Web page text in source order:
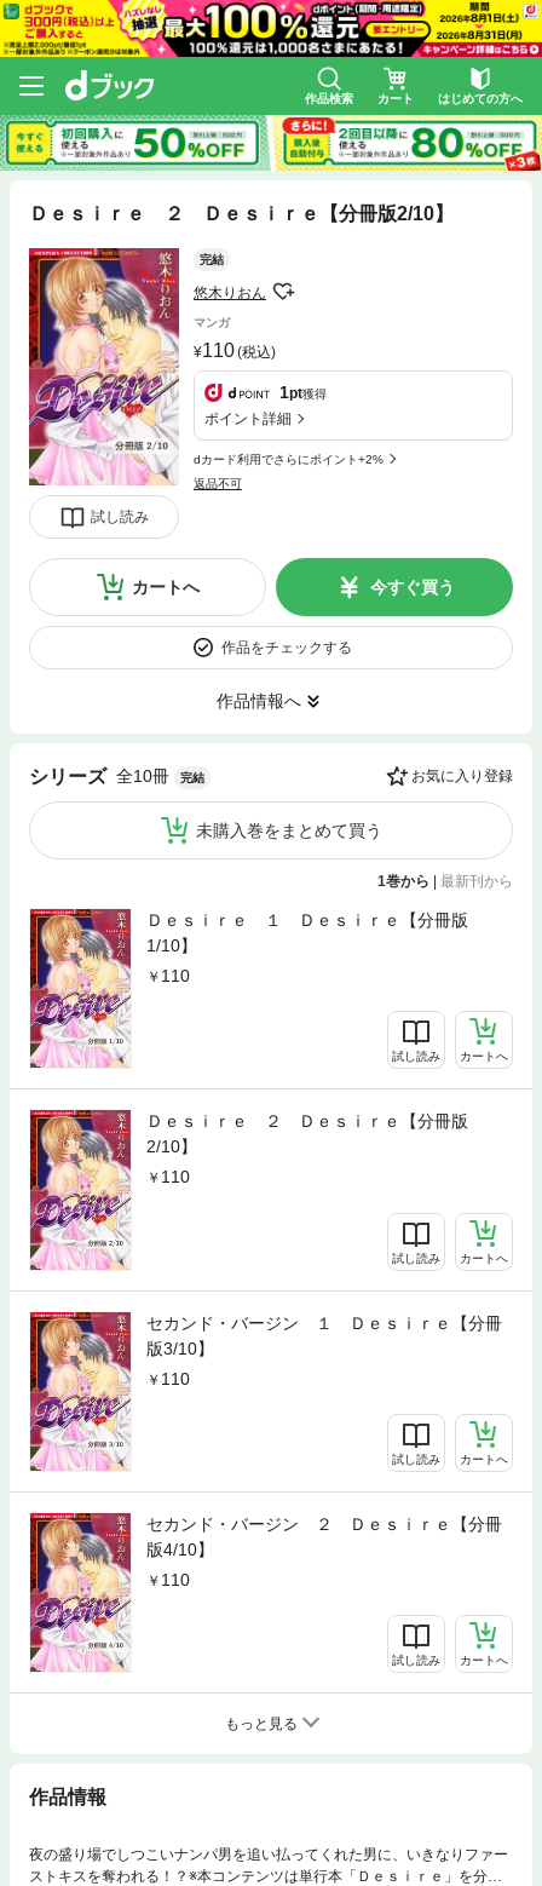
作品検索 カート はじめての方へ
Ｄｅｓｉｒｅ ２ Ｄｅｓｉｒｅ【分冊版2/10】
試し読み
完結
悠木りおん
マンガ
110(税込)
1pt獲得
ポイント詳細
dカード利用でさらにポイント+2%
返品不可
カートへ 今すぐ買う
作品をチェックする
作品情報へ
シリーズ 全10冊 完結 お気に入り登録
未購入巻をまとめて買う
1巻から 最新刊から
Ｄｅｓｉｒｅ １ Ｄｅｓｉｒｅ【分冊版
1/10】
110
試し読み カートへ
Ｄｅｓｉｒｅ ２ Ｄｅｓｉｒｅ【分冊版
2/10】
110
試し読み カートへ
セカンド・バージン １ Ｄｅｓｉｒｅ【分冊
版3/10】
110
試し読み カートへ
セカンド・バージン ２ Ｄｅｓｉｒｅ【分冊
版4/10】
110
試し読み カートへ
もっと見る
作品情報
夜の盛り場でしつこいナンパ男を追い払ってくれた男に、いきなりファー
ストキスを奪われる！？※本コンテンツは単行本「Ｄｅｓｉｒｅ」を分冊